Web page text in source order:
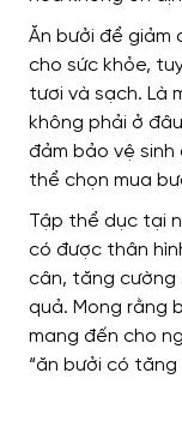
Ăn bưởi để giảm
cho sức khỏe,
tươi và sạch. Là
không phải ở
đảm bảo vệ
thể chọn mua
Tập thể dục tại
có được thân
cân, tăng cường
quả. Mong rằng
mang đến cho
“ăn bưởi có tăng